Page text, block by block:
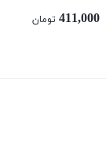
411,000 تومان